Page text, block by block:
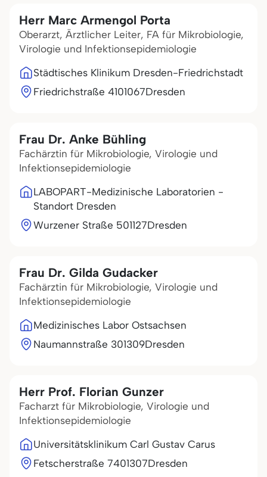
Herr Marc Armengol Porta
Oberarzt, Ärztlicher Leiter, FA für Mikrobiologie,
Virologie und Infektionsepidemiologie
Städtisches Klinikum Dresden-Friedrichstadt
Friedrichstraße 4101067Dresden
Frau Dr. Anke Bühling
Fachärztin für Mikrobiologie, Virologie und
Infektionsepidemiologie
LABOPART-Medizinische Laboratorien -
Standort Dresden
Wurzener Straße 501127Dresden
Frau Dr. Gilda Gudacker
Fachärztin für Mikrobiologie, Virologie und
Infektionsepidemiologie
Medizinisches Labor Ostsachsen
Naumannstraße 301309Dresden
Herr Prof. Florian Gunzer
Facharzt für Mikrobiologie, Virologie und
Infektionsepidemiologie
Universitätsklinikum Carl Gustav Carus
Fetscherstraße 7401307Dresden